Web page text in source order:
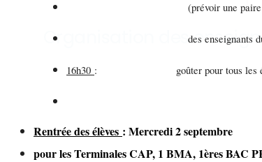
(prévoir une paire de baskets),
des enseignants du
16h30 : goûter pour tous les élèves
Rentrée des élèves : Mercredi 2 septembre
pour les Terminales CAP, 1 BMA, 1ères BAC
Organisation des